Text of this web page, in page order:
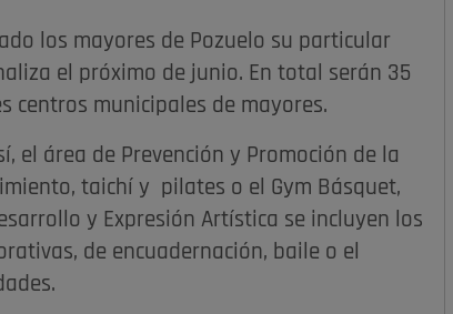
los mayores de Pozuelo su particular
el próximo de junio. En total serán 35
centros municipales de mayores.
el área de Prevención y Promoción de la
taichí y pilates o el Gym Básquet,
y Expresión Artística se incluyen los
de encuadernación, baile o el